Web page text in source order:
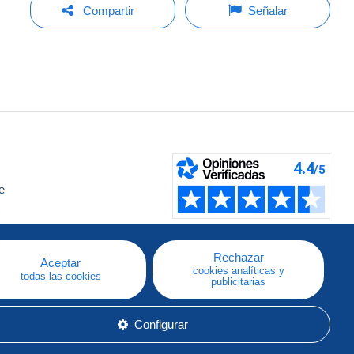
Compartir Señalar
Aceptar
todas las cookies
Rechazar
cookies analíticas y
publicitarias
Configurar